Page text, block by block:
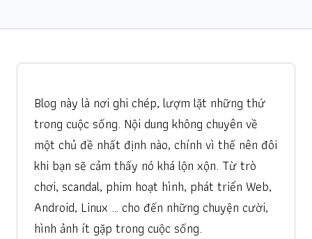
Blog này là nơi ghi chép, lượm lặt những thứ
trong cuộc sống. Nội dung không chuyên về
một chủ đề nhất định nào, chính vì thế nên đôi
khi bạn sẽ cảm thấy nó khá lộn xộn. Từ trò
chơi, scandal, phim hoạt hình, phát triển Web,
Android, Linux … cho đến những chuyện cười,
hình ảnh ít gặp trong cuộc sống.